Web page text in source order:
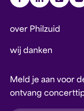
over Philzuid
wij danken
Meld je aan voor
ontvang